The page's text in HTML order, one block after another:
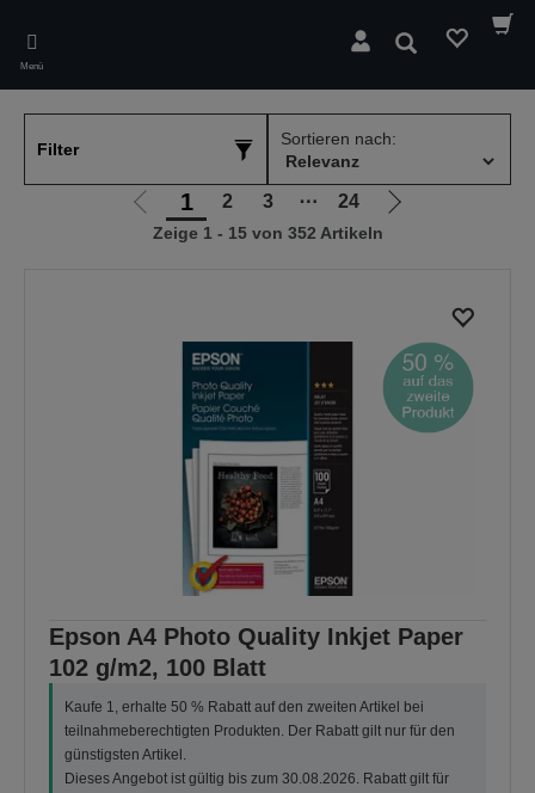
main
content
Menü
Suchen
Filter
Sortieren nach:
Zur
vorherigen
1 2 3 ⋯ 24
Zur
Zeige 1 - 15 von 352 Artikeln
Epson A4 Photo Quality Inkjet Paper
102 g/m2, 100 Blatt
Kaufe 1, erhalte 50 % Rabatt auf den zweiten Artikel bei
teilnahmeberechtigten Produkten. Der Rabatt gilt nur für den
günstigsten Artikel.
Dieses Angebot ist gültig bis zum 30.08.2026. Rabatt gilt für